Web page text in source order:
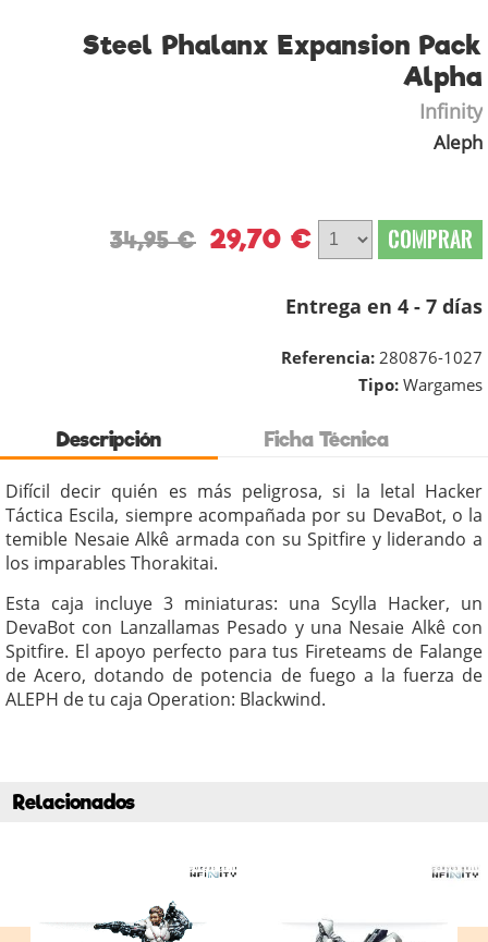
Steel Phalanx Expansion Pack
Alpha
Infinity
Aleph
34,95 € 29,70 € COMPRAR
Entrega en 4 - 7 días
Referencia: 280876-1027
Tipo: Wargames
Descripción Ficha Técnica
Difícil decir quién es más peligrosa, si la letal Hacker
Táctica Escila, siempre acompañada por su DevaBot, o la
temible Nesaie Alkê armada con su Spitfire y liderando a
los imparables Thorakitai.
Esta caja incluye 3 miniaturas: una Scylla Hacker, un
DevaBot con Lanzallamas Pesado y una Nesaie Alkê con
Spitfire. El apoyo perfecto para tus Fireteams de Falange
de Acero, dotando de potencia de fuego a la fuerza de
ALEPH de tu caja Operation: Blackwind.
Relacionados